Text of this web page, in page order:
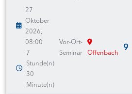
27
Oktober
2026,
08:00
7
Stunde(n)
30
Minute(n)
Vor-Ort-
Seminar
Offenbach 9